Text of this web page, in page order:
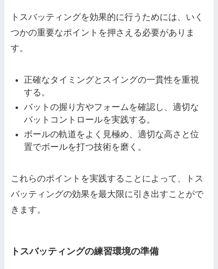
トスバッティングを効果的に行うためには、いく
つかの重要なポイントを押さえる必要がありま
す。
正確なタイミングとスイングの一貫性を重視
する。
バットの握り方やフォームを確認し、適切な
バットコントロールを実践する。
ボールの軌道をよく見極め、適切な高さと位
置でボールを打つ技術を磨く。
これらのポイントを実践することによって、トス
バッティングの効果を最大限に引き出すことがで
きます。
トスバッティングの練習環境の準備